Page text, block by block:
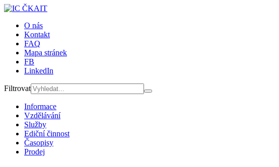
O nás
Kontakt
FAQ
Mapa stránek
FB
LinkedIn
Filtrovat
Informace
Vzdělávání
Služby
Ediční činnost
Časopisy
Prodej